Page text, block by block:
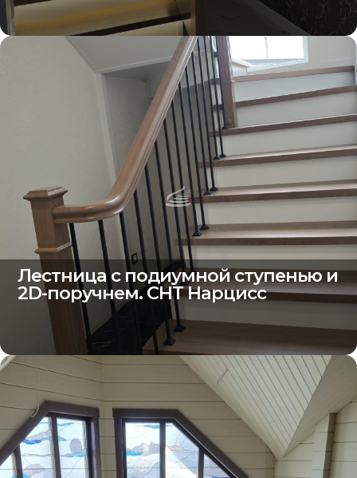
Лестница с подиумной ступенью и
2D-поручнем. СНТ Нарцисс